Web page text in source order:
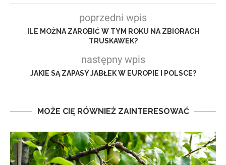
poprzedni wpis
ILE MOŻNA ZAROBIĆ W TYM ROKU NA ZBIORACH
TRUSKAWEK?
następny wpis
JAKIE SĄ ZAPASY JABŁEK W EUROPIE I POLSCE?
MOŻE CIĘ RÓWNIEŻ ZAINTERESOWAĆ